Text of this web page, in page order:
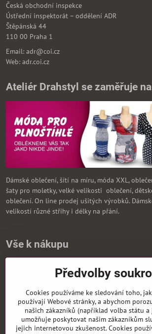
Česká obchodní inspekce
Ústřední inspektorát – oddělení ADR
Štěpánská 44
110 00 Praha 1
Email: adr@coi.cz
Web: adr.coi.cz
Ateliér Drahstyl se zaměřuje
Dámské oblečení, šítí na míru, móda XXL,
šaty pro moletky, velké velikosti oblečení,
oblečení. On line prodej ušitých výrobků.
velikostí různé střihy i délky na přání.
Vše k nákupu
Zasíláme i na SlovenskoPředvolby
Cookies používáme ke sledování toho,
používají Webové stránky, a abychom
našich zákazníků (například volba státu a
umožňuje poskytovat našim zákazníkům
jejich internetovou zkušenost. Cookies